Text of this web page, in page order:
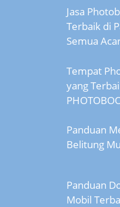
Jasa
Terbaik di
Semua
Tempat
yang
Panduan
Belitung
Panduan
Mobil